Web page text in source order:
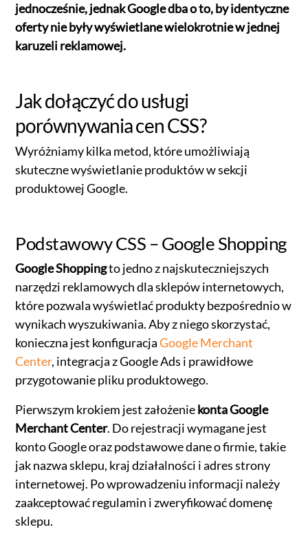
jednocześnie, jednak Google dba o to, by identyczne
oferty nie były wyświetlane wielokrotnie w jednej
karuzeli reklamowej.
Jak dołączyć do usługi
porównywania cen CSS?
Wyróżniamy kilka metod, które umożliwiają
skuteczne wyświetlanie produktów w sekcji
produktowej Google.
Podstawowy CSS – Google Shopping
Google Shoppingto jedno z najskuteczniejszych
narzędzi reklamowych dla sklepów internetowych,
które pozwala wyświetlać produkty bezpośrednio w
wynikach wyszukiwania. Aby z niego skorzystać,
konieczna jest konfiguracjaGoogle Merchant
Center, integracja z Google Ads i prawidłowe
przygotowanie pliku produktowego.
Pierwszym krokiem jest założeniekonta Google
Merchant Center. Do rejestracji wymagane jest
konto Google oraz podstawowe dane o firmie, takie
jak nazwa sklepu, kraj działalności i adres strony
internetowej. Po wprowadzeniu informacji należy
zaakceptować regulamin i zweryfikować domenę
sklepu.